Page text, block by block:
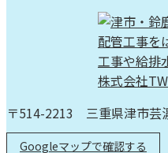
〒514-2213 三重県津市芸
Googleマップで確認する